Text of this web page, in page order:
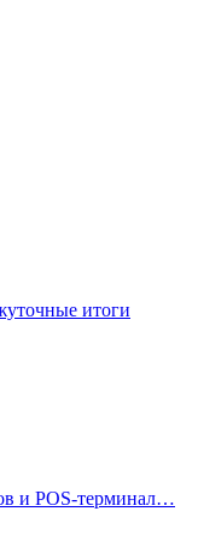
итоги
и POS-терминал…